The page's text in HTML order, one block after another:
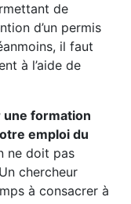
de
d’un permis
il faut
à l’aide de
une formation
emploi du
ne doit pas
chercheur
à consacrer à